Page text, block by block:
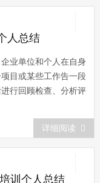
受益匪浅。 本次培
训师进行讲课，厉荣
人总结
业单位和个人在自身
目或某些工作告一段
行回顾检查、分析评
些规律。以下是小编整
个人总结，欢迎阅读参
总结（一） 通过这
我感觉受益匪浅。在
详细阅读
训个人总结